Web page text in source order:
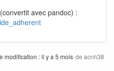
avec pandoc) :
modification :il y a 5 mois de acnh38